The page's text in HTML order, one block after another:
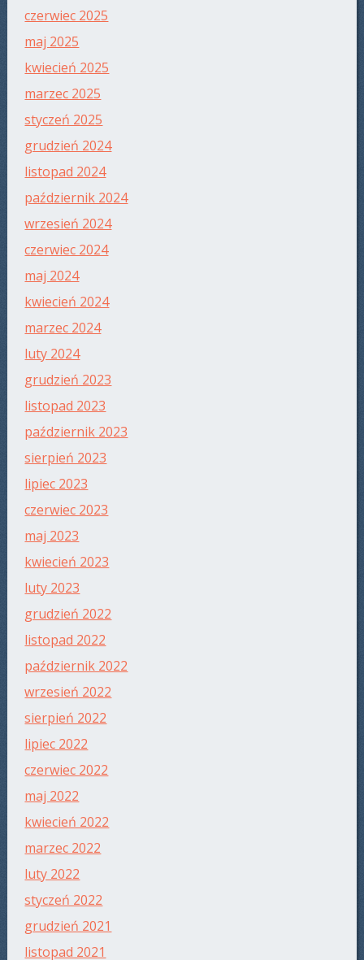
czerwiec 2025
maj 2025
kwiecień 2025
marzec 2025
styczeń 2025
grudzień 2024
listopad 2024
październik 2024
wrzesień 2024
czerwiec 2024
maj 2024
kwiecień 2024
marzec 2024
luty 2024
grudzień 2023
listopad 2023
październik 2023
sierpień 2023
lipiec 2023
czerwiec 2023
maj 2023
kwiecień 2023
luty 2023
grudzień 2022
listopad 2022
październik 2022
wrzesień 2022
sierpień 2022
lipiec 2022
czerwiec 2022
maj 2022
kwiecień 2022
marzec 2022
luty 2022
styczeń 2022
grudzień 2021
listopad 2021